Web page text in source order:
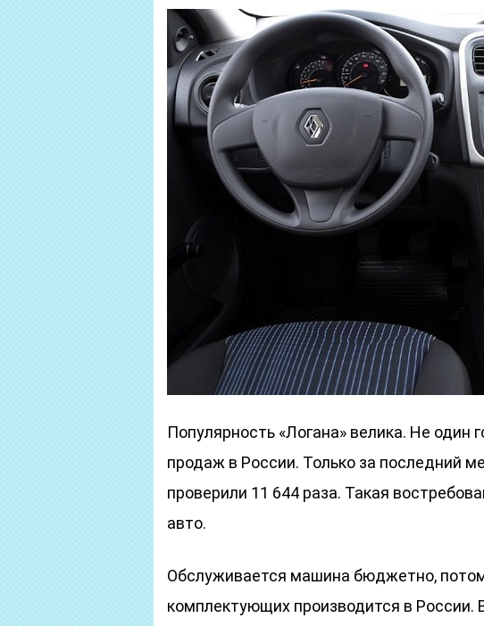
Популярность «Логана» велика. Не один
продаж в России. Только за последний
проверили 11 644 раза. Такая
авто.
Обслуживается машина бюджетно,
комплектующих производится в России.